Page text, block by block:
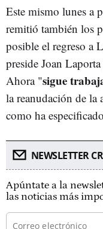
Este mismo lunes a
remitió también los
posible el regreso a
preside Joan
Ahora "sigue
la reanudación de
como ha
NEWSLETTER
Apúntate a la
las noticias más